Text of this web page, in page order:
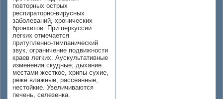
повторных острых
респираторно-вирусных
заболеваний, хронических
бронхитов. При перкуссии
легких отмечается
притупленно-тимпанический
звук, ограничение подвижности
краев легких. Аускультативные
изменения скудные; дыхание
местами жесткое, хрипы сухие,
реже влажные, рассеянные,
нестойкие. Увеличиваются
печень, селезенка.